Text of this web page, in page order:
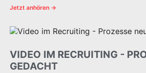
Jetzt anhören →
VIDEO IM RECRUITING -
GEDACHT